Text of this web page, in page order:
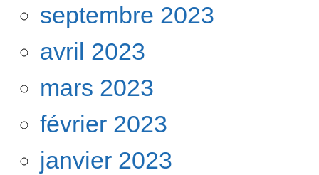
septembre 2023
avril 2023
mars 2023
février 2023
janvier 2023